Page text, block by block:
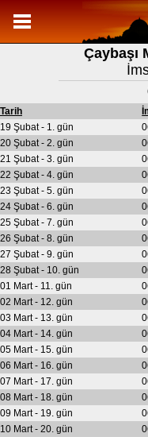
Namaz Vakitleri
Çaybaşı Mahallesi
Çaybaşı Mahallesi
Namaz Nasıl Kılınır?
Bilgi
İletişim
Çaybaşı
Tarih
19 Şubat - 1. gün
20 Şubat - 2. gün
21 Şubat - 3. gün
22 Şubat - 4. gün
23 Şubat - 5. gün
24 Şubat - 6. gün
25 Şubat - 7. gün
26 Şubat - 8. gün
27 Şubat - 9. gün
28 Şubat - 10. gün
01 Mart - 11. gün
02 Mart - 12. gün
03 Mart - 13. gün
04 Mart - 14. gün
05 Mart - 15. gün
06 Mart - 16. gün
07 Mart - 17. gün
08 Mart - 18. gün
09 Mart - 19. gün
10 Mart - 20. gün